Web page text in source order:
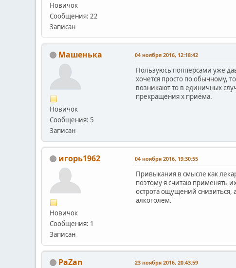
Новичок
Сообщения: 22
Записан
Машенька
Новичок
Сообщения: 5
Записан
04 ноября 2016, 12:18:42
Пользуюсь попперсами уже
хочется просто по обычному,
возникают то в единичных
прекращения х приёма.
игорь1962
Новичок
Сообщения: 1
Записан
04 ноября 2016, 19:30:55
Привыкания в смысле как
поэтому я считаю применять
острота ощущений снизиться,
алкоголем.
PaZan 23 ноября 2016, 20:43:59